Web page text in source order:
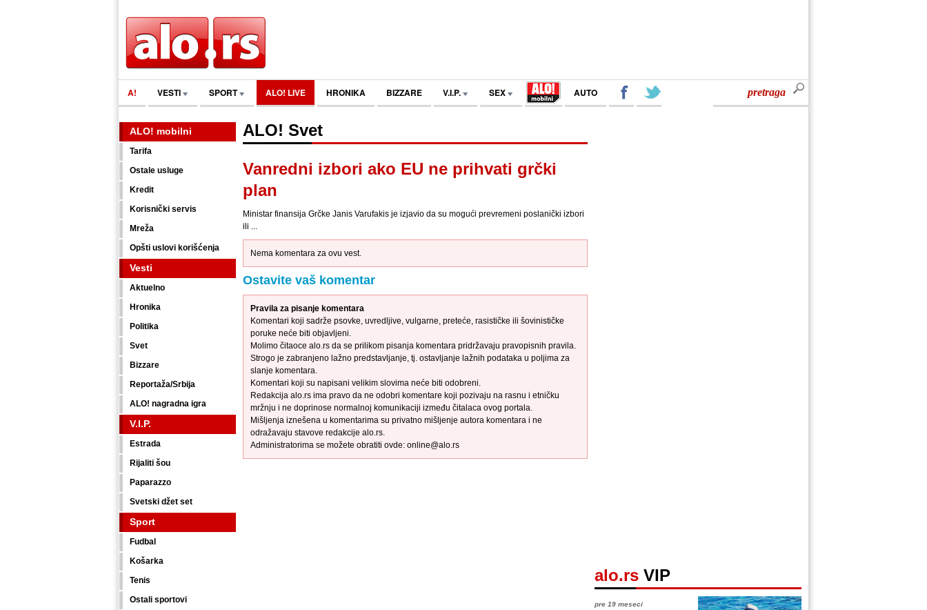
A! VESTI SPORT ALO! LIVE HRONIKA BIZZARE V.I.P. SEX AUTO
ALO! mobilni
Tarifa
Ostale usluge
Kredit
Korisnički servis
Mreža
Opšti uslovi korišćenja
Vesti
Aktuelno
Hronika
Politika
Svet
Bizzare
Reportaža/Srbija
ALO! nagradna igra
V.I.P.
Estrada
Rijaliti šou
Paparazzo
Svetski džet set
Sport
Fudbal
Košarka
Tenis
Ostali sportovi
ALO! Svet
Vanredni izbori ako EU ne prihvati grčki
plan
Ministar finansija Grčke Janis Varufakis je izjavio da su mogući prevremeni poslanički izbori
ili ...
Nema komentara za ovu vest.
Ostavite vaš komentar
Pravila za pisanje komentara
Komentari koji sadrže psovke, uvredljive, vulgarne, preteće, rasističke ili šovinističke
poruke neće biti objavljeni.
Molimo čitaoce alo.rs da se prilikom pisanja komentara pridržavaju pravopisnih pravila.
Strogo je zabranjeno lažno predstavljanje, tj. ostavljanje lažnih podataka u poljima za
slanje komentara.
Komentari koji su napisani velikim slovima neće biti odobreni.
Redakcija alo.rs ima pravo da ne odobri komentare koji pozivaju na rasnu i etničku
mržnju i ne doprinose normalnoj komunikaciji između čitalaca ovog portala.
Mišljenja iznešena u komentarima su privatno mišljenje autora komentara i ne
odražavaju stavove redakcije alo.rs.
Administratorima se možete obratiti ovde: online@alo.rs
alo.rs VIP
pre 19 meseci